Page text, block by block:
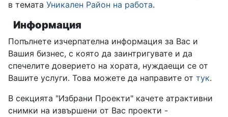
в темата Уникален Район на работа.
Информация
Попълнете изчерпателна информация за Вас и
Вашия бизнес, с която да заинтригувате и да
спечелите доверието на хората, нуждаещи се от
Вашите услуги. Това можете да направите от тук.
В секцията "Избрани Проекти" качете атрактивни
снимки на извършени от Вас проекти -